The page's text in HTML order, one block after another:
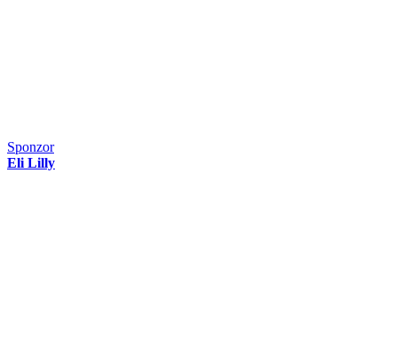
Sponzor
Eli Lilly